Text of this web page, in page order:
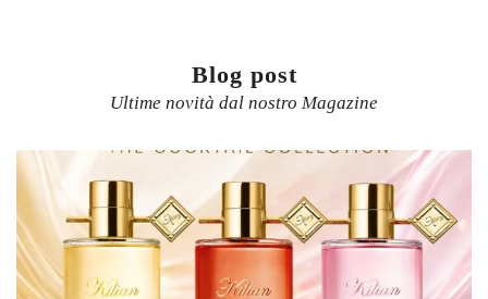
Blog post
Ultime novità dal nostro Magazine